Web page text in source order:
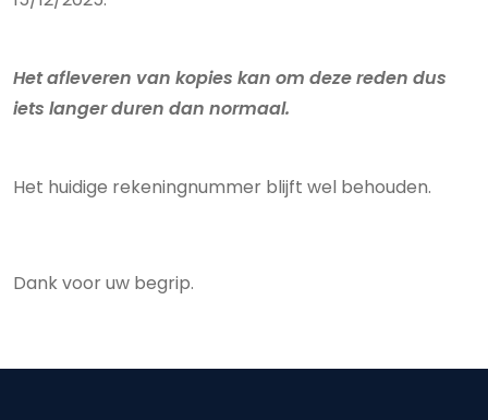
Het afleveren van kopies kan om deze reden dus
iets langer duren dan normaal.
Het huidige rekeningnummer blijft wel behouden.
Dank voor uw begrip.